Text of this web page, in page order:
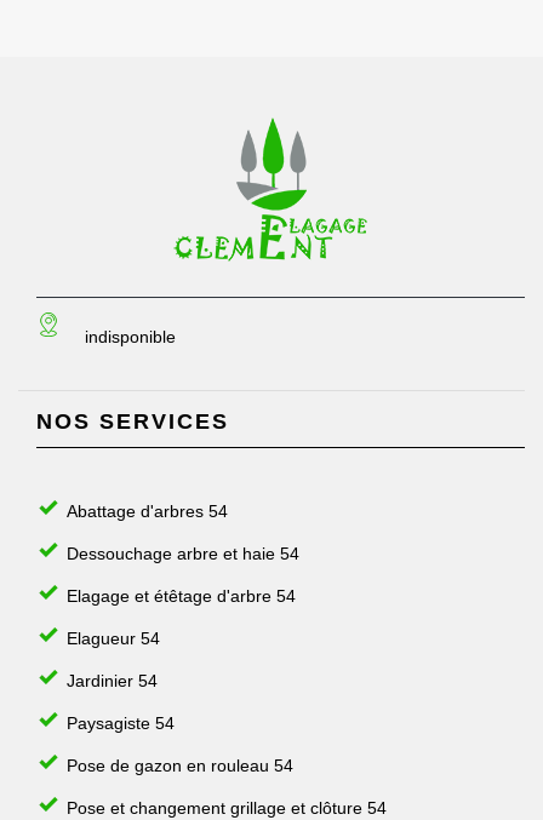
indisponible
NOS SERVICES
Abattage d'arbres 54
Dessouchage arbre et haie 54
Elagage et étêtage d'arbre 54
Elagueur 54
Jardinier 54
Paysagiste 54
Pose de gazon en rouleau 54
Pose et changement grillage et clôture 54